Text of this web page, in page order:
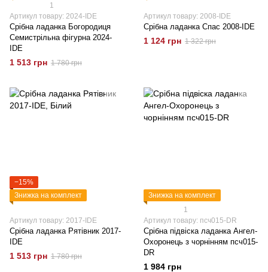
1
Артикул товару: 2024-IDE
Срібна ладанка Богородиця
Семистрільна фігурна 2024-
IDE
1 513 грн 1 780 грн
Артикул товару: 2008-IDE
Срібна ладанка Спас 2008-IDE
1 124 грн 1 322 грн
−15%
Знижка на комплект
Артикул товару: 2017-IDE
Срібна ладанка Рятівник 2017-
IDE
1 513 грн 1 780 грн
Знижка на комплект
1
Артикул товару: псч015-DR
Срібна підвіска ладанка Ангел-
Охоронець з чорнінням псч015-
DR
1 984 грн